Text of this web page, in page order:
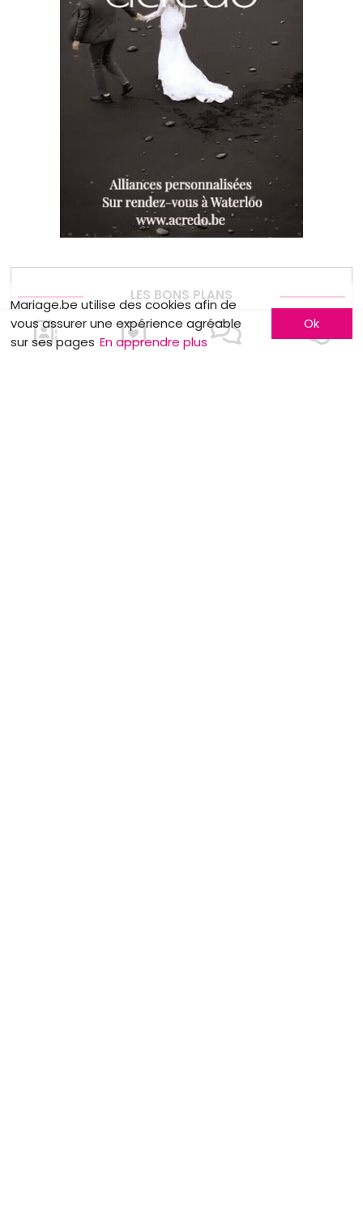
LES BONS PLANS
Une Rolls Royce limousine unique de
1963 sublime vos événements
Mariage.be utilise des cookies afin de
vous assurer une expérience agréable
sur ses pages En apprendre plus
Ok